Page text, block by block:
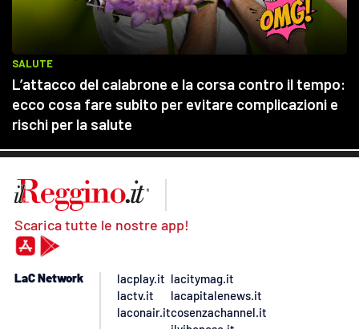
Scarica tutte le nostre app!
LaC Network
lacplay.it
lactv.it
laconair.it
lacitymag.it
lacapitalenews.it
cosenzachannel.it